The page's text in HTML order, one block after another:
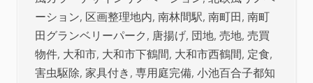
ーション, 区画整理地内, 南林間駅, 南町田, 南町
田グランベリーパーク, 唐揚げ, 団地, 売地, 売買
物件, 大和市, 大和市下鶴間, 大和市西鶴間, 定食,
害虫駆除, 家具付き, 専用庭完備, 小池百合子都知